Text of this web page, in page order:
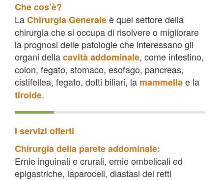
Che cos’è?
LaChirurgia Generaleè quel settore della
chirurgia che si occupa di risolvere o migliorare
la prognosi delle patologie che interessano gli
organi dellacavità addominale, come intestino,
colon, fegato, stomaco, esofago, pancreas,
cistifellea, fegato, dotti biliari, la mammellae la
tiroide.
I servizi offerti
Chirurgia della parete addominale:
Ernie inguinali e crurali, ernie ombelicali ed
epigastriche, laparoceli, diastasi dei retti